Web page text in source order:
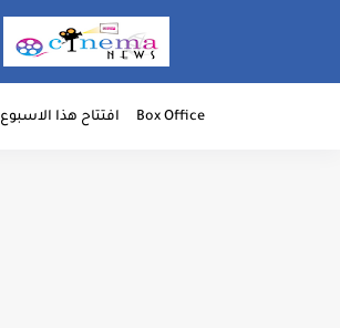
Box Office افتتاح هذا الاسبوع